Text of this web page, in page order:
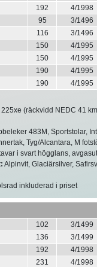
192 4/1998
95 3/1496
116 3/1496
150 4/1995
150 4/1995
190 4/1995
190 4/1995
225xe (räckvidd NEDC 41
483M, Sportstolar,
Tyg/Alcantara, M
i svart högglans,
Alpinvit, Glaciärsilver,
inkluderad i priset
102 3/1499
136 3/1499
192 4/1998
231 4/1998